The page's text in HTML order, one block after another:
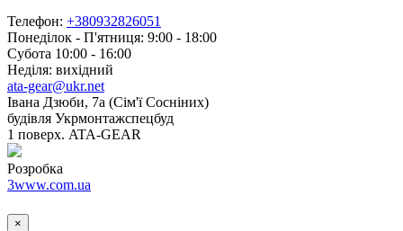
Телефон: +380932826051
Понеділок - П'ятниця: 9:00 - 18:00
Субота 10:00 - 16:00
Неділя: вихідний
ata-gear@ukr.net
Івана Дзюби, 7а (Сім'ї Сосніних)
будівля Укрмонтажспецбуд
1 поверх. ATA-GEAR
Розробка
3www.com.ua
×